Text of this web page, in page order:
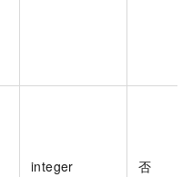
integer 否